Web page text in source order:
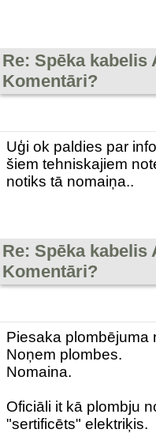
Re: Spēka kabelis
Komentāri?
Uģi ok paldies par
šiem tehniskajiem
notiks tā nomaiņa..
Re: Spēka kabelis
Komentāri?
Piesaka plombējuma
Noņem plombes.
Nomaina.
Oficiāli it kā plombju
"sertificēts" elektriķis.